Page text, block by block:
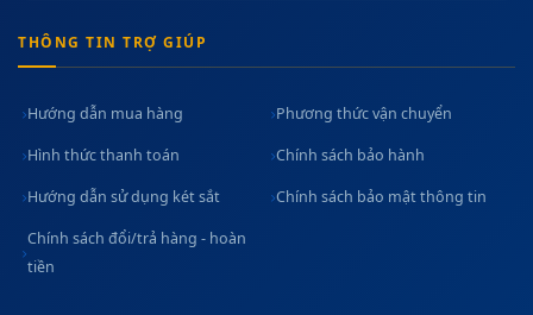
THÔNG TIN TRỢ GIÚP
Hướng dẫn mua hàng Phương thức vận chuyển
Hình thức thanh toán Chính sách bảo hành
Hướng dẫn sử dụng két sắt Chính sách bảo mật thông tin
Chính sách đổi/trả hàng - hoàn
tiền